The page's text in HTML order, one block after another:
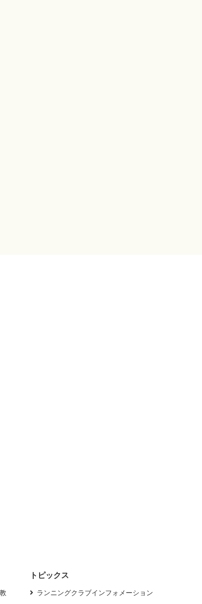
トピックス
ランニングクラブインフォメーション